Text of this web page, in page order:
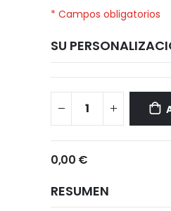
* Campos obligatorios
SU
0,00 €
RESUMEN